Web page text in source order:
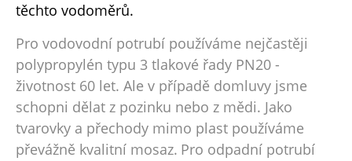
těchto vodoměrů.
Pro vodovodní potrubí používáme nejčastěji
polypropylén typu 3 tlakové řady PN20 -
životnost 60 let. Ale v případě domluvy jsme
schopni dělat z pozinku nebo z mědi. Jako
tvarovky a přechody mimo plast používáme
převážně kvalitní mosaz. Pro odpadní potrubí